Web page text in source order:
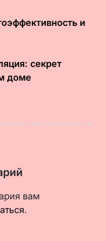
и
секрет
доме
вам
.